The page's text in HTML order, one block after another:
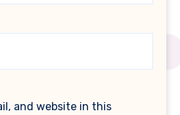
and website in this